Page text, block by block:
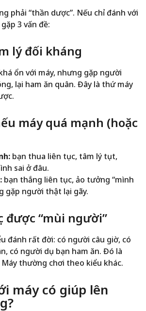
phải “thần dược”. Nếu chỉ đánh với
3 vấn đề:
lý đối kháng
ổn với máy, nhưng gặp người
lại ham ăn quân. Đây là thứ máy
máy quá mạnh (hoặc
bạn thua liên tục, tâm lý tụt,
sai ở đâu.
bạn thắng liên tục, ảo tưởng “mình
gặp người thật lại gãy.
được “mùi người”
đánh rất đời: có người câu giờ, có
có người dụ bạn ham ăn. Đó là
Máy thường chơi theo kiểu khác.
máy có giúp lên